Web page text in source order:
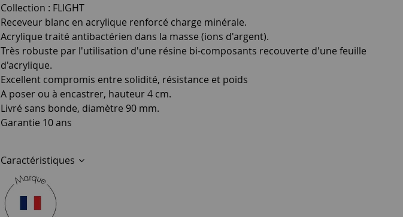
Collection : FLIGHT
Receveur blanc en acrylique renforcé charge minérale.
Acrylique traité antibactérien dans la masse (ions d'argent).
Très robuste par l'utilisation d'une résine bi-composants recouverte d'une feuille
d'acrylique.
Excellent compromis entre solidité, résistance et poids
A poser ou à encastrer, hauteur 4 cm.
Livré sans bonde, diamètre 90 mm.
Garantie 10 ans
Caractéristiques